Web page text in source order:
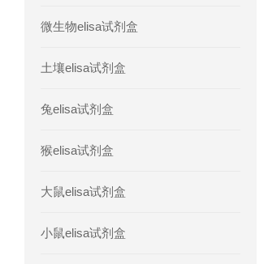
人疱疹病毒-6型感染
人胰腺衍生因子
人髓系细胞触发受体-
微生物elisa试剂盒
土壤elisa试剂盒
兔elisa试剂盒
猴elisa试剂盒
大鼠elisa试剂盒
小鼠elisa试剂盒